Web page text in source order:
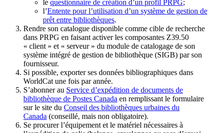
le questionnaire de création d’un profil PRPG;
l’Entente pour l’utilisation d’un système de gestion de
prêt entre bibliothèques.
Rendre son catalogue disponible comme cible de recherche
dans PRPG en faisant activer les composantes Z39.50
« client » et « serveur » du module de catalogage de son
système intégré de gestion de bibliothèque (SIGB) par son
fournisseur.
Si possible, exporter ses données bibliographiques dans
WorldCat une fois par année.
S’abonner au Service d’expédition de documents de
bibliothèque de Postes Canada en remplissant le formulaire
sur le site du Conseil des bibliothèques urbaines du
Canada (conseillé, mais non obligatoire).
Se procurer l’équipement et le matériel nécessaires à